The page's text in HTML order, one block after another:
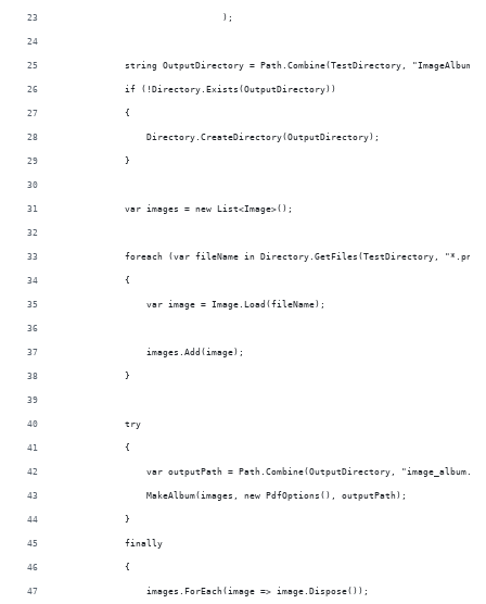
                              );
string OutputDirectory = Path.Combine(TestDirectory,
            if (!Directory.Exists(OutputDirectory))
            {
                Directory.CreateDirectory(OutputDirectory);
            }
            var images = new List<Image>();
foreach (var fileName in Directory.GetFiles(TestDirectory,
            {
                var image = Image.Load(fileName);
                images.Add(image);
            }
            try
            {
var outputPath = Path.Combine(OutputDirectory,
                MakeAlbum(images, new PdfOptions(), outputPath);
            }
            finally
            {
                images.ForEach(image => image.Dispose());